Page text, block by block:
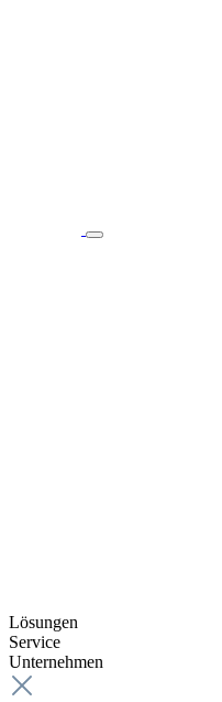
Lösungen
Service
Unternehmen